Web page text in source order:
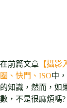
在前篇文章 【攝
圈、快門、ISO中
的知識，然而，如
數，不是很麻煩嗎?